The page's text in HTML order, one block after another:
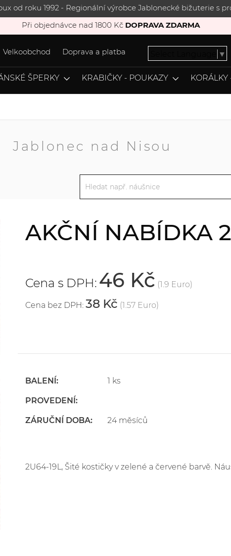
od roku 1992 - Regionální výrobce Jablonecké bižuterie s
Při objednávce nad 1800 Kč DOPRAVA ZDARMA
Velkoobchod Doprava a platba ▼
ŠPERKY KRABIČKY - POUKAZY
Jablonec nad Nisou
AKČNÍ NABÍDKA
Cena s DPH: 46 Kč (1.9 Euro)
Cena bez DPH: 38 Kč (1.57 Euro)
BALENÍ: 1 ks
PROVEDENÍ:
ZÁRUČNÍ DOBA: 24 měsíců
2U64-19L, Šité kostičky v zelené a červené barvě.